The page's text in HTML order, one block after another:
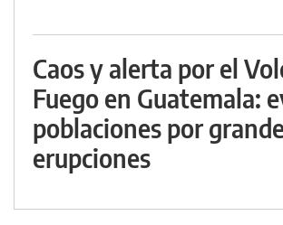
Caos y alerta por el
Fuego en Guatemala:
poblaciones por
erupciones